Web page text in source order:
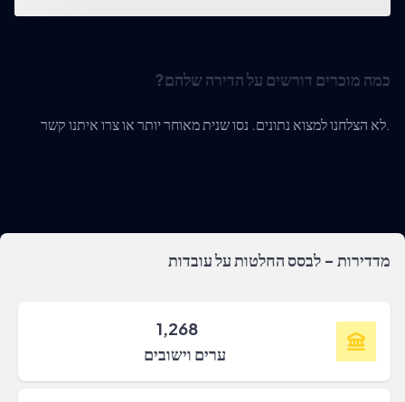
כמה מוכרים דורשים על הדירה שלהם?
לא הצלחנו למצוא נתונים. נסו שנית מאוחר יותר או צרו איתנו קשר.
מדדירות - לבסס החלטות על עובדות
1,268
ערים וישובים